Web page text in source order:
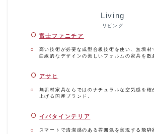
Living
リビング
富士ファニチア
高い技術が必要な成型合板技術を使い、無垢材
曲線的なデザインの美しいフォルムの家具を数
アサヒ
無垢材家具ならではのナチュラルな空気感を確
上げる国産ブランド。
イバタインテリア
スマートで清潔感のある雰囲気を実現する飛騨